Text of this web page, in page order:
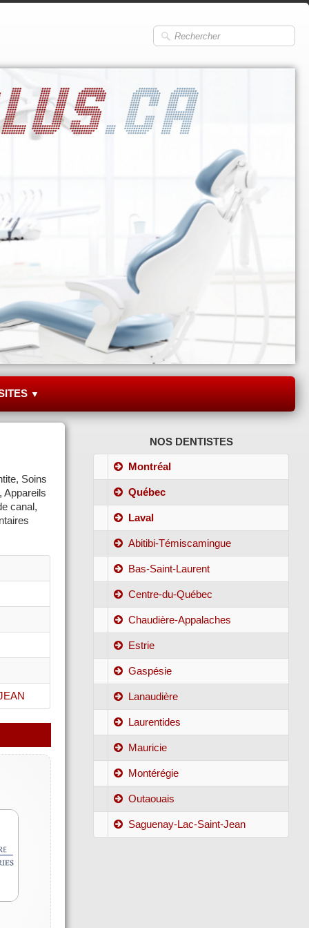
▼
Soins
Appareils
canal,
NOS DENTISTES
Montréal
Québec
Laval
Abitibi-Témiscamingue
Bas-Saint-Laurent
Centre-du-Québec
Chaudière-Appalaches
Estrie
Gaspésie
Lanaudière
Laurentides
Mauricie
Montérégie
Outaouais
Saguenay-Lac-Saint-Jean